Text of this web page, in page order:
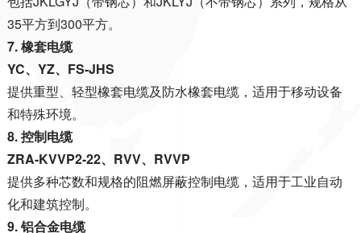
35平方到300平方。
7. 橡套电缆
YC、YZ、FS-JHS
提供重型、轻型橡套电缆及防水橡套电缆，适用于移动设备
和特殊环境。
8. 控制电缆
ZRA-KVVP2-22、RVV、RVVP
提供多种芯数和规格的阻燃屏蔽控制电缆，适用于工业自动
化和建筑控制。
9. 铝合金电缆